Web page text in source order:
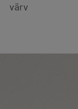
värv